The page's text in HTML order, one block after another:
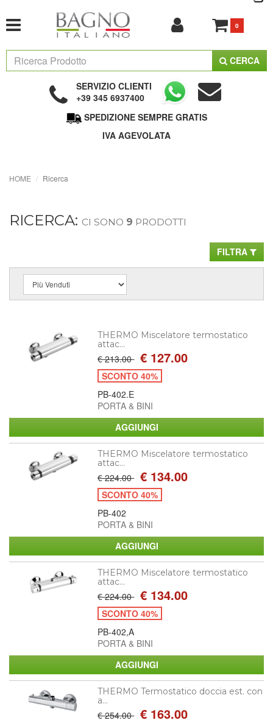
0
CERCA
SERVIZIO CLIENTI
+39 345 6937400
SPEDIZIONE SEMPRE GRATIS
IVA AGEVOLATA
HOME Ricerca
RICERCA: CI SONO 9 PRODOTTI
FILTRA
THERMO Miscelatore termostatico
attac...
€ 213.00 € 127.00
SCONTO 40%
PB-402.E
PORTA & BINI
THERMO Miscelatore termostatico
attac...
€ 224.00 € 134.00
SCONTO 40%
PB-402
PORTA & BINI
THERMO Miscelatore termostatico
attac...
€ 224.00 € 134.00
SCONTO 40%
PB-402,A
PORTA & BINI
THERMO Termostatico doccia est. con
a...
€ 254.00 € 163.00